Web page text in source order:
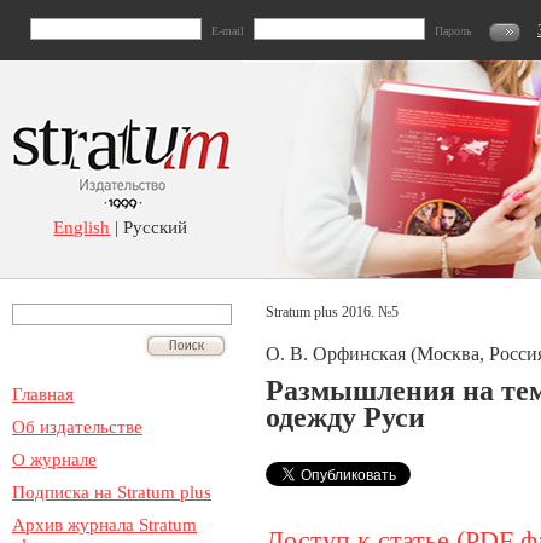
E-mail Пароль
English | Русский
Главная
Об издательстве
О журнале
Подписка на Stratum plus
Архив журнала Stratum
Stratum plus 2016. №5
О. В. Орфинская (Москва,
Размышления на
одежду Руси